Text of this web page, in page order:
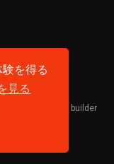
を得る
見る
website builder